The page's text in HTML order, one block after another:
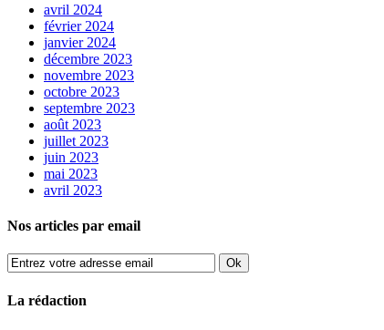
avril 2024
février 2024
janvier 2024
décembre 2023
novembre 2023
octobre 2023
septembre 2023
août 2023
juillet 2023
juin 2023
mai 2023
avril 2023
Nos articles par email
La rédaction